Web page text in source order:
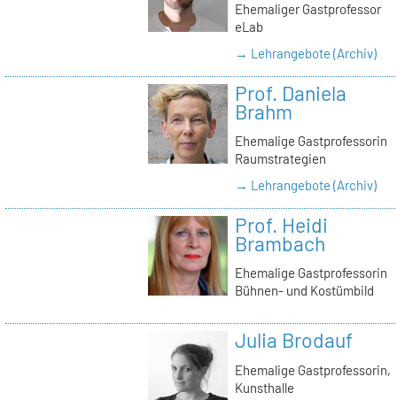
Ehemaliger Gastprofessor
eLab
→ Lehrangebote (Archiv)
Prof. Daniela
Brahm
Ehemalige Gastprofessorin
Raumstrategien
→ Lehrangebote (Archiv)
Prof. Heidi
Brambach
Ehemalige Gastprofessorin
Bühnen- und Kostümbild
Julia Brodauf
Ehemalige Gastprofessorin,
Kunsthalle